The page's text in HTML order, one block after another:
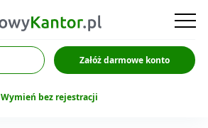
Załóż darmowe konto
Wymień bez rejestracji